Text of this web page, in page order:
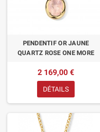
PENDENTIF OR JAUNE
QUARTZ ROSE ONE MORE
2 169,00 €
DÉTAILS